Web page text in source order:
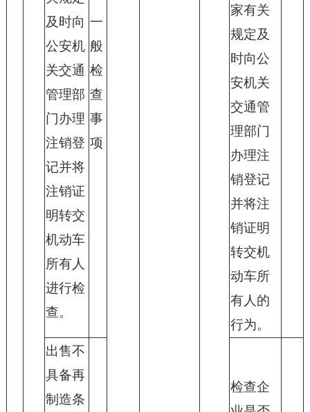
及时向
公安机
关交通
管理部
门办理
注销登
记并将
注销证
明转交
机动车
所有人
进行检
查。
一
般
检
查
事
项
家有关
规定及
时向公
安机关
交通管
理部门
办理注
销登记
并将注
销证明
转交机
动车所
有人的
行为。
出售不
具备再
制造条
检查企